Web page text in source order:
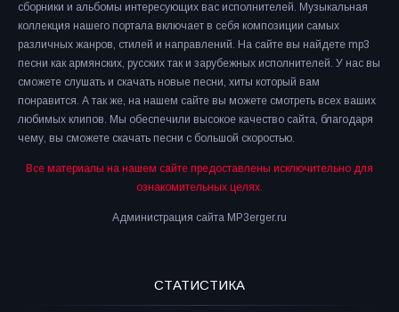
сборники и альбомы интересующих вас исполнителей. Музыкальная
коллекция нашего портала включает в себя композиции самых
различных жанров, стилей и направлений. На сайте вы найдете mp3
песни как армянских, русских так и зарубежных исполнителей. У нас вы
сможете слушать и скачать новые песни, хиты который вам
понравится. А так же, на нашем сайте вы можете смотреть всех ваших
любимых клипов. Мы обеспечили высокое качество сайта, благодаря
чему, вы сможете скачать песни с большой скоростью.
Все материалы на нашем сайте предоставлены исключительно для
ознакомительных целях.
Администрация сайта MP3erger.ru
СТАТИСТИКА